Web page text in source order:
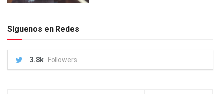
Síguenos en Redes
3.8k Followers